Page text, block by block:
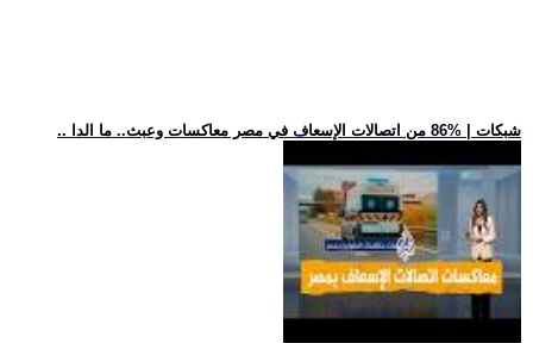
.. شبكات | %86 من اتصالات الإسعاف في مصر معاكسات وعبث.. ما الدا